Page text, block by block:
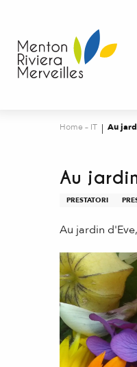
contenu
principal
Home – IT Au
Au
PRESTATORI
Au jardin